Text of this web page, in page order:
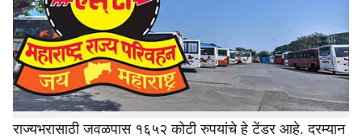
r
e
चालक व सहायक यांच्या भरतीसाठी संस्था नेमण्यासाठी १६
ऑक्टोबर २०२५ रोजी टेंडर प्रसिद्ध केले होते. मात्र, यासाठी एकाही
विभागामध्ये कोणीही बिडधारक सहभागी न झाल्याने आतापर्यंत चार
वेळा या टेंडरला मुदतवाढ द्यावी लागली आहे. शेवटची मुदतवाढ १४
जानेवारी २०२६ रोजी देण्यात आली आहे.
राज्यभरासाठी जवळपास १६५२ कोटी रुपयांचे हे टेंडर आहे. दरम्यान